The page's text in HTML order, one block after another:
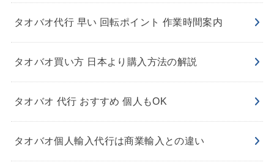
タオバオ代行 早い 回転ポイント 作業時間案内
タオバオ買い方 日本より購入方法の解説
タオバオ 代行 おすすめ 個人もOK
タオバオ個人輸入代行は商業輸入との違い